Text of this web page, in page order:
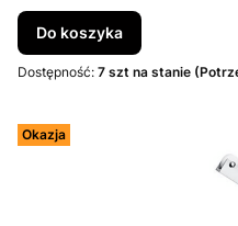
Do koszyka
Dostępność: 7 szt na stanie
Okazja